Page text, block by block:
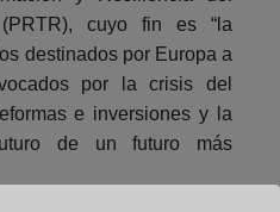
cuyo fin es “la
destinados por Europa a
por la crisis del
e inversiones y la
de un futuro más